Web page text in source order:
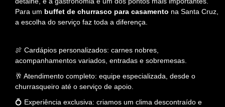
Para um buffet de churrasco para casamento na Santa Cruz,
a escolha do serviço faz toda a diferença.
🍖 Cardápios personalizados: carnes nobres,
acompanhamentos variados, entradas e sobremesas.
🥂 Atendimento completo: equipe especializada, desde o
churrasqueiro até o serviço de apoio.
💍 Experiência exclusiva: criamos um clima descontraído e